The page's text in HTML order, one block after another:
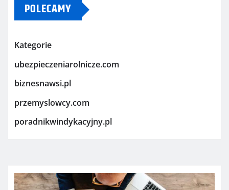
POLECAMY
Kategorie
ubezpieczeniarolnicze.com
biznesnawsi.pl
przemyslowcy.com
poradnikwindykacyjny.pl